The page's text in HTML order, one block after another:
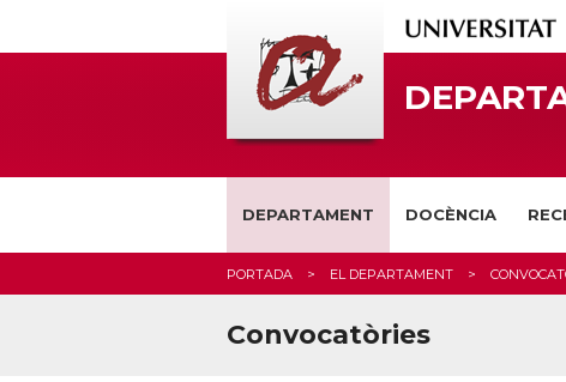
DEPARTAMENT DOCÈNCIA
PORTADA EL DEPARTAMENT
Convocatòries